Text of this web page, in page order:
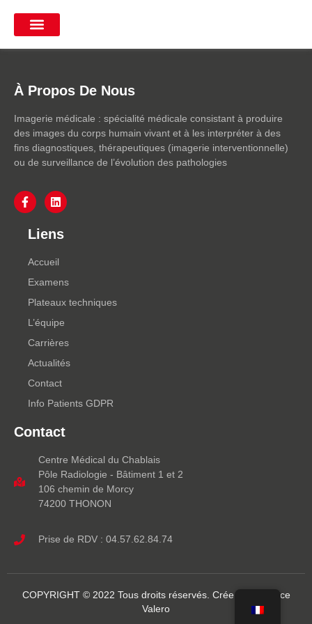
À Propos De Nous
Imagerie médicale : spécialité médicale consistant à produire
des images du corps humain vivant et à les interpréter à des
fins diagnostiques, thérapeutiques (imagerie interventionnelle)
ou de surveillance de l’évolution des pathologies
Liens
Accueil
Examens
Plateaux techniques
L’équipe
Carrières
Actualités
Contact
Info Patients GDPR
Contact
Centre Médical du Chablais
Pôle Radiologie - Bâtiment 1 et 2
106 chemin de Morcy
74200 THONON
Prise de RDV : 04.57.62.84.74
COPYRIGHT © 2022 Tous droits réservés. Crée par Candice
Valero